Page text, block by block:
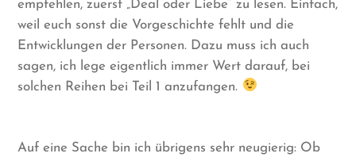
empfehlen, zuerst „Deal oder Liebe“ zu lesen. Einfach,
weil euch sonst die Vorgeschichte fehlt und die
Entwicklungen der Personen. Dazu muss ich auch
sagen, ich lege eigentlich immer Wert darauf, bei
solchen Reihen bei Teil 1 anzufangen.
Auf eine Sache bin ich übrigens sehr neugierig: Ob